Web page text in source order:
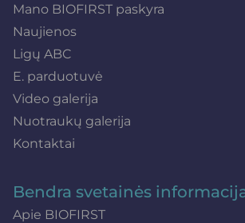
Mano BIOFIRST paskyra
Naujienos
Ligų ABC
E. parduotuvė
Video galerija
Nuotraukų galerija
Kontaktai
Bendra svetainės
Apie BIOFIRST